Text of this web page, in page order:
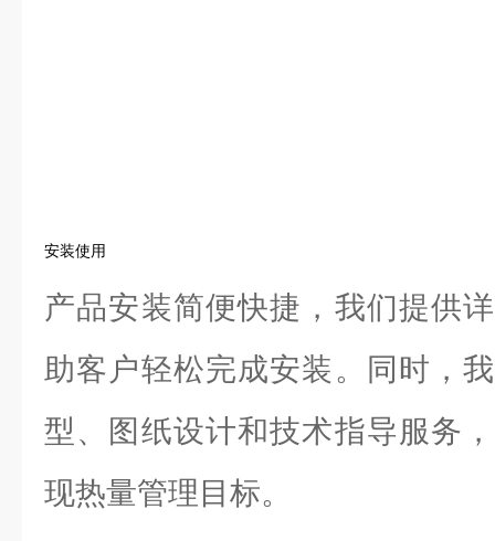
安装使用
产品安装简便快捷，我们提供
助客户轻松完成安装。同时，
型、图纸设计和技术指导服务
现热量管理目标。